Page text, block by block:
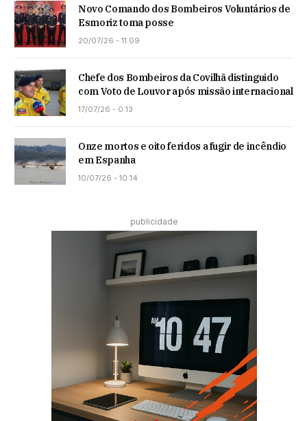
Novo Comando dos Bombeiros Voluntários de
Esmoriz toma posse
20/07/26 - 11:09
Chefe dos Bombeiros da Covilhã distinguido
com Voto de Louvor após missão internacional
17/07/26 - 0:13
Onze mortos e oito feridos a fugir de incêndio
em Espanha
10/07/26 - 10:14
publicidade